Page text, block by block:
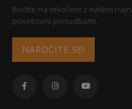
Bodite na tekočem z našimi
posebnimi ponudbami.
NAROČITE SE!